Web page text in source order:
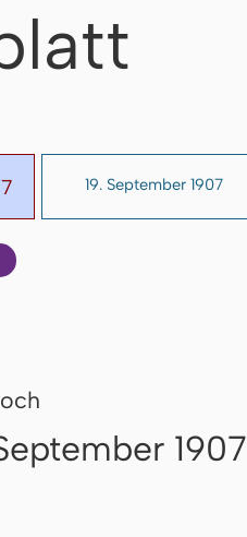
19. September 1907
1907